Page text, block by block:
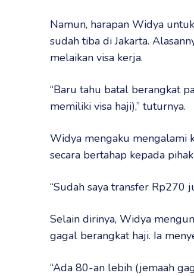
Namun, harapan Widya
sudah tiba di Jakarta.
melaikan visa kerja.
“Baru tahu batal berangkat
memiliki visa haji),” tuturnya.
Widya mengaku mengalami
secara bertahap kepada
“Sudah saya transfer Rp270
Selain dirinya, Widya
gagal berangkat haji. Ia
“Ada 80-an lebih (jemaah